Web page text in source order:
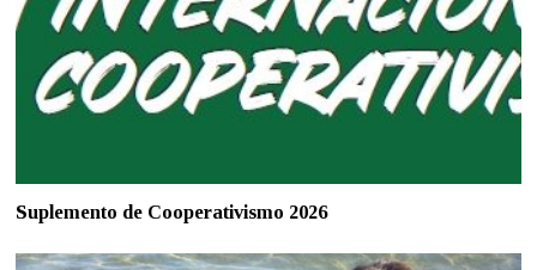
Suplemento de Cooperativismo 2026